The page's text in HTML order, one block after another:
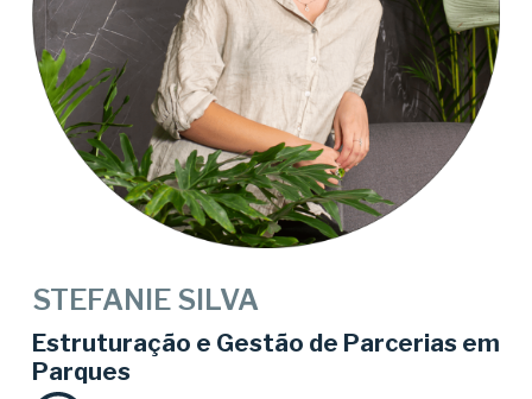
Estruturação e Gestão de Parcerias em
Parques
STEFANIE SILVA